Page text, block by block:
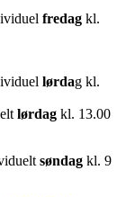
fredag kl.
lørdag kl.
lørdag kl. 13.00
søndag kl. 9